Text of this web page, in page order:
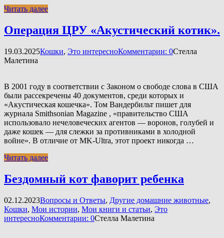
Читать далее
Операция ЦРУ «Акустический котик».
19.03.2025Кошки, Это интересноКомментарии: 0Стелла
Малетина
В 2001 году в соответствии с Законом о свободе слова в США
были рассекречены 40 документов, среди которых и
«Акустическая кошечка». Том Вандербильт пишет для
журнала Smithsonian Magazine , «правительство США
использовало нечеловеческих агентов — воронов, голубей и
даже кошек — для слежки за противниками в холодной
войне». В отличие от MK-Ultra, этот проект никогда …
Читать далее
Бездомный кот фаворит ребенка
02.12.2023Вопросы и Ответы, Другие домашние животные,
Кошки, Мои истории, Мои книги и статьи, Это
интересноКомментарии: 0Стелла Малетина